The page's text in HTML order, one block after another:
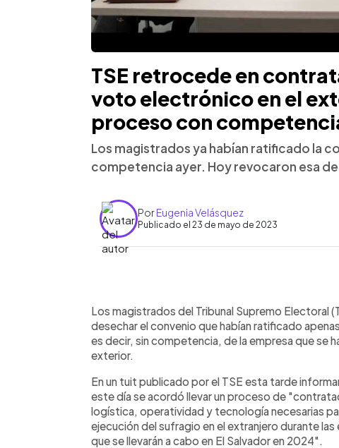
TSE retrocede en
voto electrónico en el
proceso con
Los magistrados ya habían ratificado la
competencia ayer. Hoy revocaron esa
PorEugenia Velásquez
Publicado el 23 de mayo de 2023
► Escuchar artículo
Los magistrados del Tribunal Supremo Electoral
desechar el convenio que habían ratificado
es decir, sin competencia, de la empresa que se
exterior.
En un tuit publicado por el TSE esta tarde
este día se acordó llevar un proceso de
logística, operatividad y tecnología necesarias
ejecución del sufragio en el extranjero durante
que se llevarán a cabo en El Salvador en 2024".